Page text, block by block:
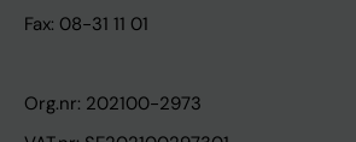
Fax: 08-31 11 01
Org.nr: 202100-2973